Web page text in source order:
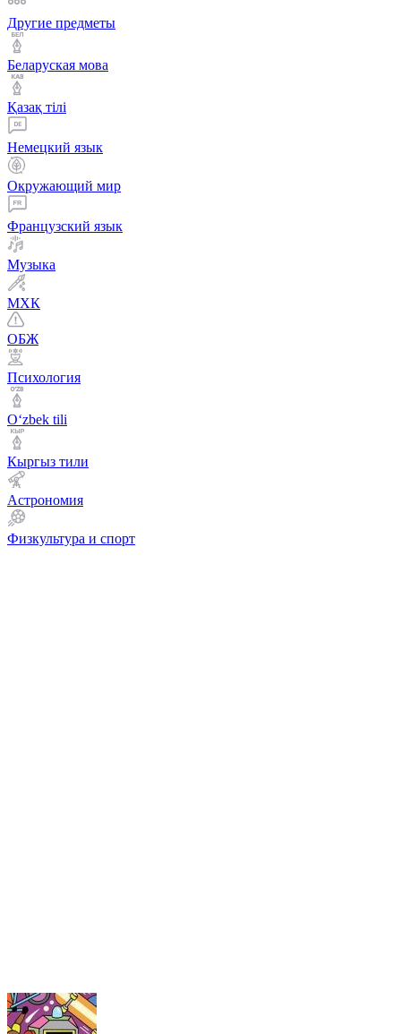
Другие предметы
Беларуская мова
Қазақ тiлi
Немецкий язык
Окружающий мир
Французский язык
Музыка
МХК
ОБЖ
Психология
Оʻzbek tili
Кыргыз тили
Астрономия
Физкультура и спорт